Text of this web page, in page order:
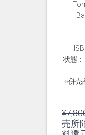
状態
※併売
¥
売所